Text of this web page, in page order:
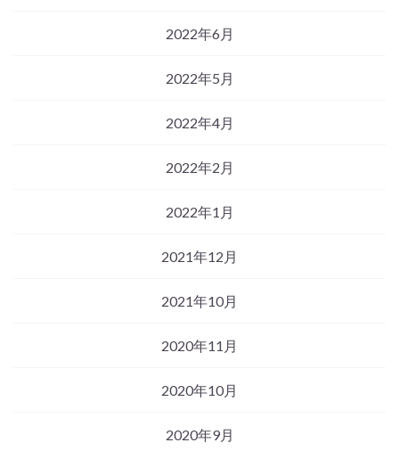
2022年6月
2022年5月
2022年4月
2022年2月
2022年1月
2021年12月
2021年10月
2020年11月
2020年10月
2020年9月